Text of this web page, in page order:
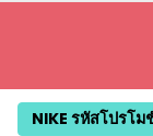
NIKE รหัสโปรโม